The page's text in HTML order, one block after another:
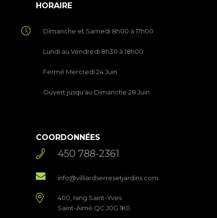
HORAIRE
Dimanche et Samedi 8h00 à 17h00
Lundi au Vendredi 8h30 à 18h00
Fermé Mercredi 24 Juin
Ouvert jusqu'au Dimanche 28 Juin
COORDONNÉES
450 788-2361
info@villiardserresetjardins.com
400, rang Saint-Yves
Saint-Aimé QC J0G 1K0